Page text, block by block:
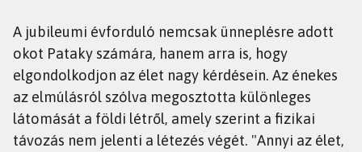
A jubileumi évforduló nemcsak ünneplésre adott
okot Pataky számára, hanem arra is, hogy
elgondolkodjon az élet nagy kérdésein. Az énekes
az elmúlásról szólva megosztotta különleges
látomását a földi létről, amely szerint a fizikai
távozás nem jelenti a létezés végét. "Annyi az élet,